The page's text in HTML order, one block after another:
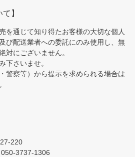
】
を通じて知り得たお客様の大切な個人
び配送業者への委託にのみ使用し、無
対にございません。
下さいませ。
警察等）から提示を求められる場合は
220
3737-1306